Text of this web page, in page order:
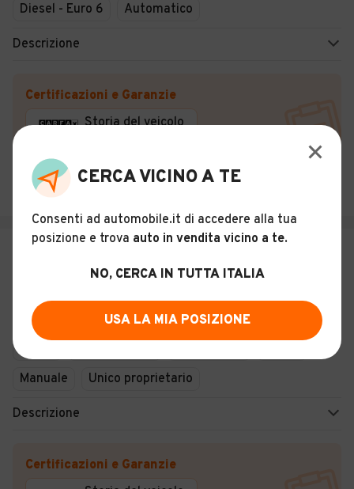
Diesel - Euro 6 Automatico
Descrizione
Certificazioni e Garanzie
Storia del veicolo
INFOCARS SRL
Este (PD)
33
PEUGEOT 308 BlueHDi 130 S&S SW
Manuale
Unico proprietario
Descrizione
Certificazioni e Garanzie
CERCA VICINO A TE
Consenti ad automobile.it di accedere alla tua
posizione e trova auto in vendita vicino a te.
NO, CERCA IN TUTTA ITALIA
USA LA MIA POSIZIONE